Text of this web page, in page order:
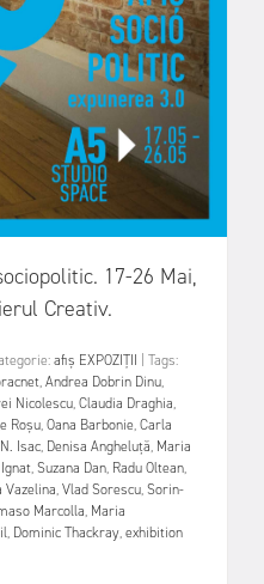
17-26 Mai,
Creativ.
afiș EXPOZIȚII
Tags:
,Andrea Dobrin Dinu,
Nicolescu,Claudia Draghia,
Roșu,Oana Barbonie,Carla
Isac, Denisa Angheluță, Maria
,Suzana Dan, Radu Oltean,
Vazelina,Vlad Sorescu,Sorin-
Marcolla, Maria
, Dominic Thackray,exhibition